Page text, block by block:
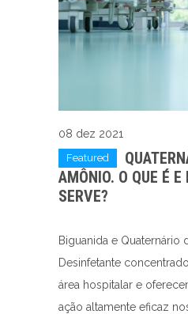
08 dez 2021
Featured
AMÔNIO. O QUE É E
SERVE?
Biguanida e Quaternário
Desinfetante
área hospitalar e
ação altamente eficaz